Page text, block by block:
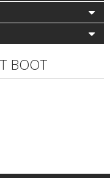
BOOT